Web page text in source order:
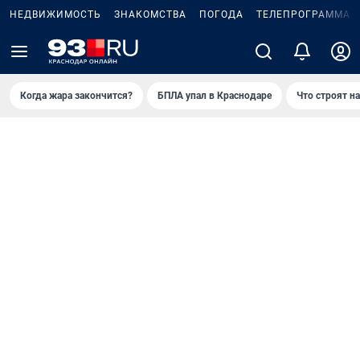
НЕДВИЖИМОСТЬ ЗНАКОМСТВА ПОГОДА ТЕЛЕПРОГРАММА
Когда жара закончится? БПЛА упал в Краснодаре Что строят